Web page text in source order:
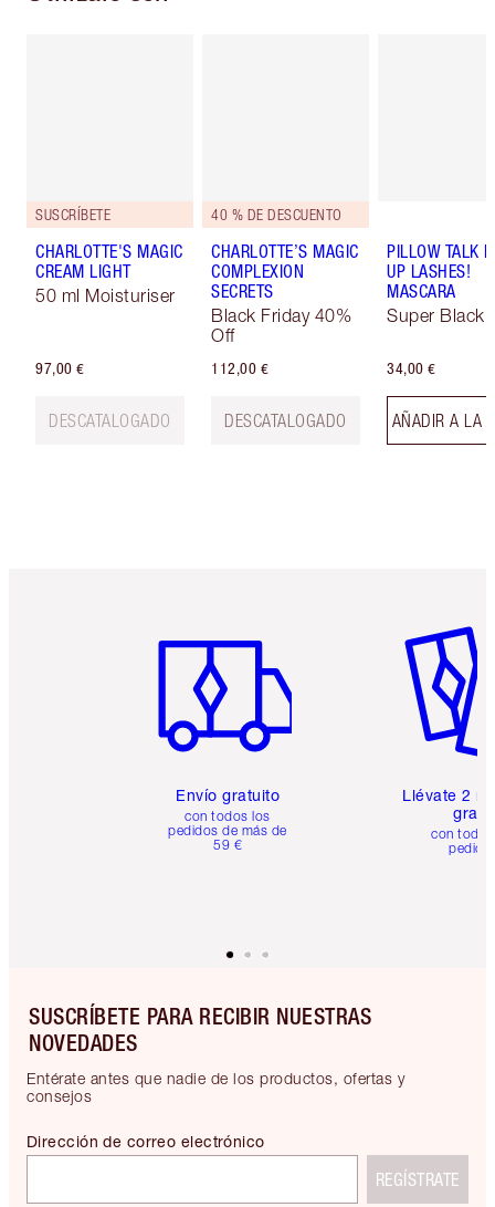
SUSCRÍBETE
CHARLOTTE'S MAGIC
CREAM LIGHT
50 ml Moisturiser
97,00 €
DESCATALOGADO
40 % DE DESCUENTO
CHARLOTTE’S MAGIC
COMPLEXION
SECRETS
Black Friday 40%
Off
112,00 €
DESCATALOGADO
PILLOW TALK
UP LASHES!
MASCARA
Super Black
34,00 €
AÑADIR A LA
Envío gratuito
con todos los
pedidos de más de
59 €
Llévate 2
gratis
con
SUSCRÍBETE PARA RECIBIR NUESTRAS
NOVEDADES
Entérate antes que nadie de los productos, ofertas y
consejos
Dirección de correo electrónico
REGÍSTRATE